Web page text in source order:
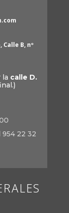
B, nº
la calle D.
22 32